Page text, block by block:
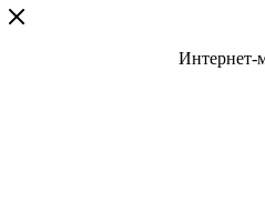
Интернет-